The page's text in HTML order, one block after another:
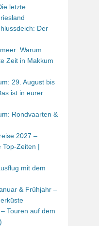
letzte
Der
Warum
Zeit in Makkum
29. August bis
ist in eurer
Rondvaarten &
2027 –
Top-Zeiten |
mit dem
& Frühjahr –
Touren auf dem